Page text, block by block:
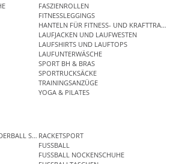
FASZIENROLLEN
FITNESSLEGGINGS
HANTELN FÜR FITNESS- UND
LAUFJACKEN UND LAUFWESTEN
LAUFSHIRTS UND LAUFTOPS
LAUFUNTERWÄSCHE
SPORT BH & BRAS
SPORTRUCKSÄCKE
TRAININGSANZÜGE
YOGA & PILATES
SETSRACKETSPORT
FUSSBALL
FUSSBALL NOCKENSCHUHE